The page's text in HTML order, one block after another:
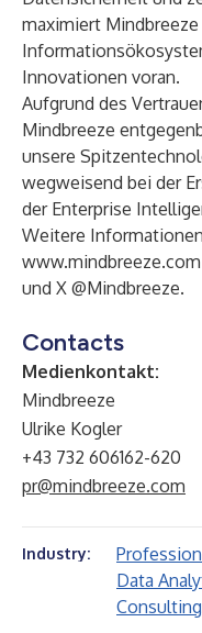
maximiert
Innovationen voran.
Aufgrund des
Mindbreeze
unsere
wegweisend bei der
der Enterprise
Weitere
www.mindbreeze.com
und X @Mindbreeze.
Contacts
Medienkontakt:
Mindbreeze
Ulrike Kogler
+43 732 606162-620
pr@mindbreeze.com
Industry:
Data
Consulting